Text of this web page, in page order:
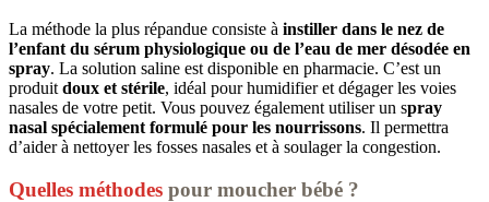
La méthode la plus répandue consiste à instiller dans le nez de
l’enfant du sérum physiologique ou de l’eau de mer désodée en
spray. La solution saline est disponible en pharmacie. C’est un
produit doux et stérile, idéal pour humidifier et dégager les voies
nasales de votre petit. Vous pouvez également utiliser un spray
nasal spécialement formulé pour les nourrissons. Il permettra
d’aider à nettoyer les fosses nasales et à soulager la congestion.
Quelles méthodes pour moucher bébé ?